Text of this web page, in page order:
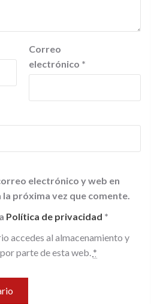
Correo
electrónico *
electrónico y web en
próxima vez que comente.
Política de privacidad *
accedes al almacenamiento y
parte de esta web. *